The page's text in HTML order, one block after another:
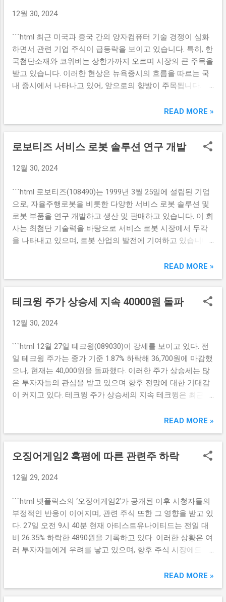
데 주저하게 만든다. 이에 따라 저비용 항공사들은 예전보다
저조한 예매 실적을 기록할 가능성이 높아지고 있다. 특히 제
주항공처럼 해외 노선을 주로 운영하는 항공사들은 더 큰 피
해를 입을 수밖에 없다. 원화 약세는 기업의 운영 비용을 증가
시키고, 그 결과로 항공권 가격이 상승하게 된다. 이는 또한
소비자들이 선택할 수 있는 다른 여행 옵션을 찾도록 유도할
를 띠고 있다. 또한, 국내 기업들의 성장이 어려운 상황에서
것이다. 국내 증시의 변동성이 지속됨에 따라, 안정적인 수익
을 추구하는 투자자들이 눈을 해외로 돌리게 되는 경향이 강
해지고 있다. 이에 따라, 미국 주식 시장에 대한 정보와 접근
성이 확대되면서 투자자들은 더 쉽게 해외 주식에 대한 투자
결정을 내리고 있다. 또한 최근 몇 년간의 팬데믹이 많은 사람
온라인 플랫폼과 모바일 애플리케이션을 통해 미국 주식에
투자하기가 한층 용이해져, 소액으로도 직접 미국 주식을 거
거래 방식을 넘어 다양한 투자자들이 미국 주식 시장에 유입
이제 국내 투자자들 사이에서 하나의 신조어처럼 자리잡았
젊은 세대들이 이러한 투자 방식에 더 많이 참여하고 있다. 그
러면서 '서학개미'는 단순한 투자뿐만 아니라 새로운 투자 문
화의 상징으로 자리 잡고 있다. ...
12월 30, 2024
```html 최근 미국과 중국 간의 양자컴퓨터 기술 경쟁이 심화
하면서 관련 기업 주식이 급등락을 보이고 있습니다. 특히, 한
국첨단소재와 코위버는 상한가까지 오르며 시장의 큰 주목을
받고 있습니다. 이러한 현상은 뉴욕증시의 흐름을 따르는 국
내 증시에서 나타나고 있어, 앞으로의 향방이 주목됩니다. 양
기술과는 상당히 다른 원리에 기반하고 있으며, 그 속도와 처
리 능력이 혁신적입니다. 미국은 이를 국가 전략의 일환으로
삼으며 관련 연구 및 개발에 막대한 투자를 하고 있습니다. 이
러한 맥락 속에서 양자컴퓨터 기술의 발전은 산업 전반에 걸
양자컴퓨터 기술을 연구하고 개발하기 위해 적극적으로 협력
보안, 금융, 물류 등 다양한 분야에서 효율성을 극대화할 가능
성을 지니고 있습니다. 따라서 한국첨단소재와 코위버와 같
은 관련 기업들은 이 기술의 발전에 따라 더욱 주목받게 될 것
입니다. 미·중 경쟁이 주가에 미치는 영향 미국과 중국은 양자
컴퓨터 기술을 둘러싸고 치열한 경쟁을 벌이고 있습니다. 두
있으며, 이에 따라 관련 주식 시장에도 큰 영향을 미치고 있습
니다. 각국 정부의 지원과 자금 투입이 더해져, 양자컴퓨터 관
국에서는 양자컴퓨터 기술과 관련된 기업들이 주목받으며,
현상은 투자자들에게 큰 기회를 제공하고 있으며, 많은 이들
이 양자컴퓨터 분야의 성장 가능성에 주목하고 있습니다. 또
한, 미·중 간의 경쟁은 한국 기업들에게도 새로운 도전과 기회
를 동시에 제공하고 있습니다. 양자컴퓨터 관련 기업의 비전
및 성장 가능성 양자컴퓨터 기술의 발전과 함께 관련 기업들
의 비전은 확고해지고 있습니다. 한국첨단소재와 코위버와 ...
READ MORE »
로보티즈 서비스 로봇 솔루션 연구 개발
12월 30, 2024
```html 로보티즈(108490)는 1999년 3월 25일에 설립된 기업
으로, 자율주행로봇을 비롯한 다양한 서비스 로봇 솔루션 및
로봇 부품을 연구 개발하고 생산 및 판매하고 있습니다. 이 회
사는 최첨단 기술력을 바탕으로 서비스 로봇 시장에서 두각
을 나타내고 있으며, 로봇 산업의 발전에 기여하고 있습니다.
족시킬 것으로 기대됩니다. 로보티즈의 최신 서비스 로봇 솔
비스 로봇 솔루션을 연구 개발하고 있습니다. 이 솔루션은 주
로 자동화된 작업을 지원하며, 고객의 생산성을 높이는 데 초
음과 같은 특징을 가지고 있습니다: 자율주행 기능: 로보티즈
환경을 탐지할 수 있도록 하고 있습니다. 사용자 친화적인 인
터페이스: 로봇의 사용법이 간단하며, 운영자는 복잡한 기술
적 이해 없이도 쉽게 사용할 수 있습니다. 모듈화된 설계: 특
정 작업에 맞추어 로봇의 기능을 조정할 수 있는 유연성을 제
공합니다. 이와 같은 서비스 로봇 솔루션은 제조업, 물류, 의
해결할 수 있는 기회를 제공합니다. 로보티즈는 고객의 특정
요구에 부합하는 맞춤형 솔루션을 추가적으로 제공하여 시장
로봇 연구 개발 로보티즈의 가장 핵심 기술인 자율주행 로봇
고 있습니다. 자율주행 로봇은 GPS와 다양한 센서를 통해 주
니다. 이를 통해 작업 속도를 향상시키고 인적 오류를 줄일 수
있습니다. 또한, 로보티즈는 AI 기술을 활용하여 로봇의 인지
능력을 높이고 있습니다. AI 기반의 데이터 분석을 통해 로봇
은 다양한 상황에...
READ MORE »
테크윙 주가 상승세 지속 40000원 돌파
12월 30, 2024
```html 12월 27일 테크윙(089030)이 강세를 보이고 있다. 전
일 테크윙 주가는 종가 기준 1.87% 하락해 36,700원에 마감했
으나, 현재는 40,000원을 돌파했다. 이러한 주가 상승세는 많
은 투자자들의 관심을 받고 있으며 향후 전망에 대한 기대감
이 커지고 있다. 테크윙 주가 상승세의 지속 테크윙은 최근 여
및 IT 관련 주식들이 전체 시장에서 높은 상황을 보이고 있다
는 점이 주효했다. 테크윙은 반도체 테스트 관련 장비를 제조
하는 회사로, 반도체 산업의 성장과 밀접한 연관이 있다. 따라
서 반도체 산업이 성장함에 따라 테크윙의 주가도 상승세를
긍정적인 반응을 얻고 있다는 것도 주가 상승에 기여하고 있
고객의 요구에 부응하기 위한 노력이 엿보인다. 시장의 기대
감이 쌓인 가운데 테크윙의 주가는 더욱 높은 가격으로 상승
할 것으로 예상된다. 그리고 테크윙은 안정적인 재무 구조를
갖추고 있어, 투자자들에게 긍정적인 시각을 제공하고 있다.
최근 발표한 실적에서 매출과 영업이익이 모두 증가세를 보
이고 있다. 이러한 요소들이 결합하면서 테크윙의 주가는 현
재의 상승세를 더욱 강화하고 있다. 40000원 돌파의 의미 테
READ MORE »
오징어게임2 혹평에 따른 관련주 하락
12월 29, 2024
```html 넷플릭스의 ‘오징어게임2’가 공개된 이후 시청자들의
부정적인 반응이 이어지며, 관련 주식 또한 그 영향을 받고 있
다. 27일 오전 9시 40분 현재 아티스트유나이티드는 전일 대
비 26.35% 하락한 4890원을 기록하고 있다. 이러한 상황은 여
러 투자자들에게 우려를 낳고 있으며, 향후 주식 시장에도 부
관련주 하락의 이유 최근 넷플릭스의 ‘오징어게임2’가 여러
세가 눈에 띄게 나타나고 있다. 특히 아티스트유나이티드는
READ MORE »